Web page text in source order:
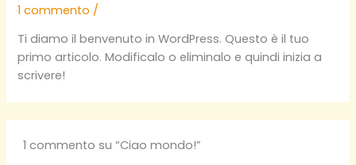
1 commento /
Ti diamo il benvenuto in WordPress. Questo è il tuo
primo articolo. Modificalo o eliminalo e quindi inizia a
scrivere!
1 commento su “Ciao mondo!”